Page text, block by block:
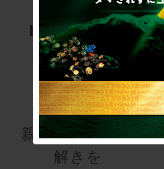
リアル脱出
ゲーム
for kids
親子で楽しむ謎
解きを